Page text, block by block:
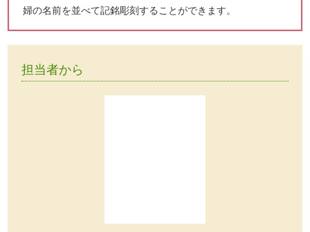
婦の名前を並べて記銘彫刻することができます。
担当者から